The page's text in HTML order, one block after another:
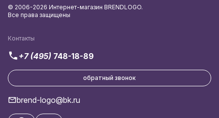
Контакты
+7 (495) 748-18-89
обратный звонок
brend-logo@bk.ru
© 2006-2026 Интернет-магазин BRENDLOGO.
Все права защищены